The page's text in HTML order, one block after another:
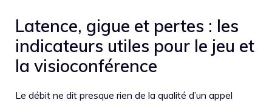
Latence, gigue et pertes : les
indicateurs utiles pour le jeu et
la visioconférence
Le débit ne dit presque rien de la qualité d’un appel